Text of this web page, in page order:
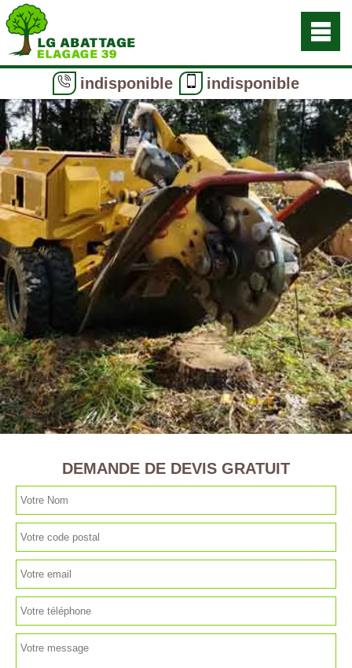
indisponible indisponible
DEMANDE DE DEVIS GRATUIT